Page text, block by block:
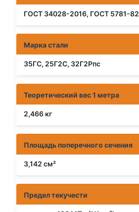
ГОСТ 34028-2016, ГОСТ 5781-82
Марка стали
35ГС, 25Г2С, 32Г2Рпс
Теоретический вес 1 метра
2,466 кг
Площадь поперечного сечения
3,142 см²
Предел текучести